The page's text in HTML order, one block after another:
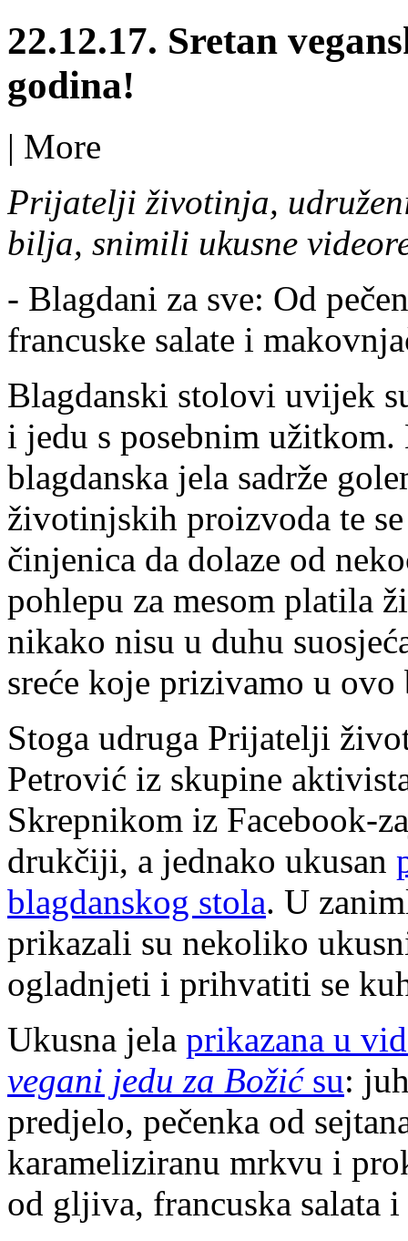
22.12.17. Sretan
godina!
| More
Prijatelji životinja,
bilja, snimili ukusne
- Blagdani za sve: Od
francuske salate i
Blagdanski stolovi uvijek
i jedu s posebnim
blagdanska jela sadrže
životinjskih proizvoda te
činjenica da dolaze od
pohlepu za mesom platila
nikako nisu u duhu
sreće koje prizivamo u
Stoga udruga Prijatelji
Petrović iz skupine
Skrepnikom iz Facebook-
drukčiji, a jednako ukusan
blagdanskog stola. U
prikazali su nekoliko
ogladnjeti i prihvatiti se
Ukusna jela prikazana u
vegani jedu za Božićsu:
predjelo, pečenka od
karameliziranu mrkvu i
od gljiva, francuska salata